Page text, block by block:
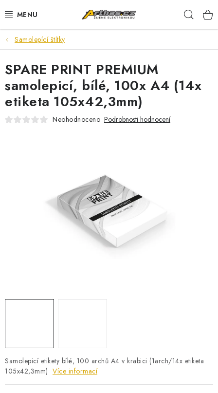
na
TELEFONY, TABLETY
POČÍTAČE, NOTEBOOKY
PRO HRÁČE
ELEKTRONIKA
Samolepící štítky
Samolepicí etikety bílé, 100 archů A4 v krabici (1arch/­14x etiketa
105x42,3mm) Více informací
SPARE PRINT PREMIUM
samolepicí, bílé, 100x A4 (14x
etiketa 105x42,3mm)
Neohodnoceno Podrobnosti hodnocení